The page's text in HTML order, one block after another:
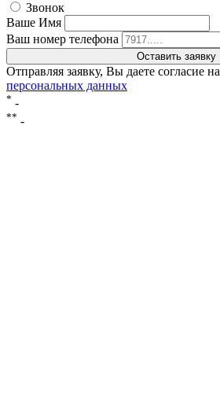
Звонок
Ваше Имя
Ваш номер телефона
Отправляя заявку, Вы даете согласие на
персональных данных
* -
** -